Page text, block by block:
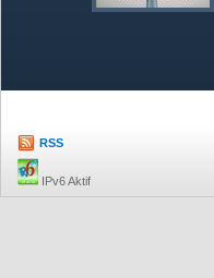
RSS
IPv6 Aktif